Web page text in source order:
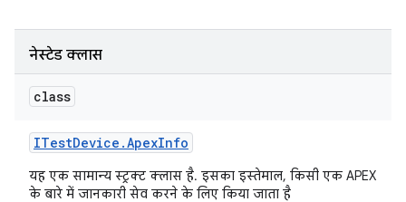
नेस्टेड क्लास
class
ITestDevice .ApexInfo
यह एक सामान्य स्ट्रक्ट क्लास है. इसका इस्तेमाल, किसी एक APEX
के बारे में जानकारी सेव करने के लिए किया जाता है